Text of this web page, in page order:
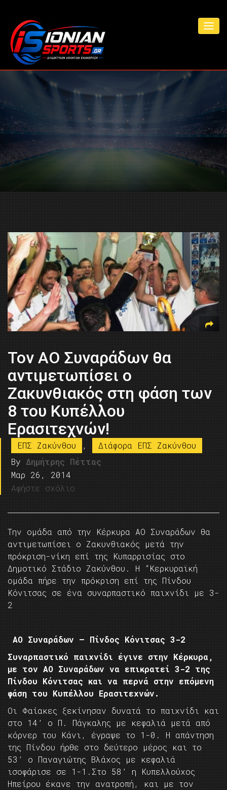
Τον ΑΟ Συναράδων θα
αντιμετωπίσει ο
Ζακυνθιακός στη φάση των
8 του Κυπέλλου
Ερασιτεχνών!
ΕΠΣ Ζακύνθου ,
Διάφορα ΕΠΣ Ζακύνθου
By Δημήτρης Πέττας
Μαρ 26, 2014
Αφήστε σχόλιο
Την ομάδα από την Κέρκυρα ΑΟ Συναράδων θα
αντιμετωπίσει ο Ζακυνθιακός μετά την
πρόκριση-νίκη επί της Κυπαρρισίας στο
Δημοτικό Στάδιο Ζακύνθου. Η “Κερκυραϊκή
ομάδα πήρε την πρόκριση επί της Πίνδου
Κόνιτσας σε ένα συναρπαστικό παιχνίδι με 3-
2
ΑΟ Συναράδων – Πίνδος Κόνιτσας 3-2
Συναρπαστικό παιχνίδι έγινε στην Κέρκυρα,
με τον ΑΟ Συναράδων να επικρατεί 3-2 της
Πίνδου Κόνιτσας και να περνά στην επόμενη
φάση του Κυπέλλου Ερασιτεχνών.
Οι Φαίακες ξεκίνησαν δυνατά το παιχνίδι και
στο 14’ ο Π. Πάγκαλης με κεφαλιά μετά από
κόρνερ του Κάνι, έγραψε το 1-0. Η απάντηση
της Πίνδου ήρθε στο δεύτερο μέρος και το
53’ ο Παναγιώτης Βλάχος με κεφαλιά
ισοφάρισε σε 1-1.Στο 58’ η Κυπελλούχος
Ηπείρου έκανε την ανατροπή, και με τον